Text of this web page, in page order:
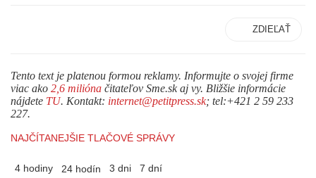
ZDIEĽAŤ
Tento text je platenou formou reklamy. Informujte o svojej firme
viac ako 2,6 milióna čitateľov Sme.sk aj vy. Bližšie informácie
nájdete TU. Kontakt: internet@petitpress.sk; tel:+421 2 59 233
227.
NAJČÍTANEJŠIE TLAČOVÉ SPRÁVY
4 hodiny 24 hodín 3 dni 7 dní